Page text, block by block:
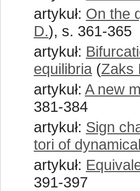
artykuł: On the
D.), s. 361-365
artykuł:
equilibria (Zaks
artykuł: A new
381-384
artykuł: Sign
tori of
artykuł:
391-397